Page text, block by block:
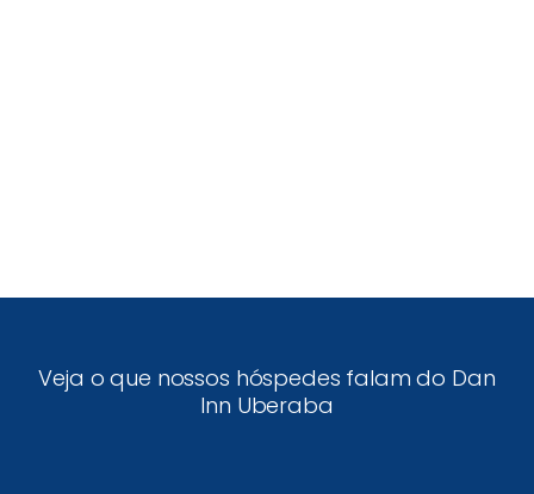
Veja o que nossos hóspedes falam do Dan
Inn Uberaba